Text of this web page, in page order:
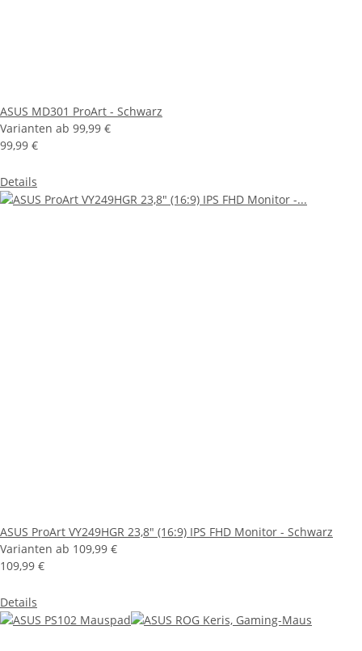
ASUS MD301 ProArt - Schwarz
Varianten ab 99,99 €
99,99 €
Details
ASUS ProArt VY249HGR 23,8" (16:9) IPS FHD Monitor - Schwarz
Varianten ab 109,99 €
109,99 €
Details